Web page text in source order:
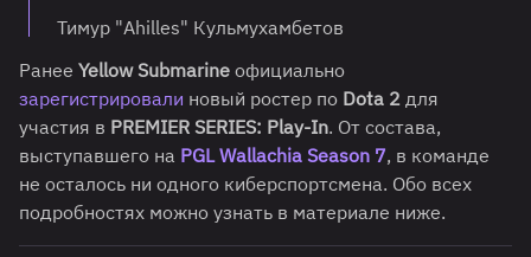
Тимур "Ahilles" Кульмухамбетов
Ранее Yellow Submarine официально
зарегистрировали новый ростер по Dota 2 для
участия в PREMIER SERIES: Play-In. От состава,
выступавшего на PGL Wallachia Season 7, в команде
не осталось ни одного киберспортсмена. Обо всех
подробностях можно узнать в материале ниже.